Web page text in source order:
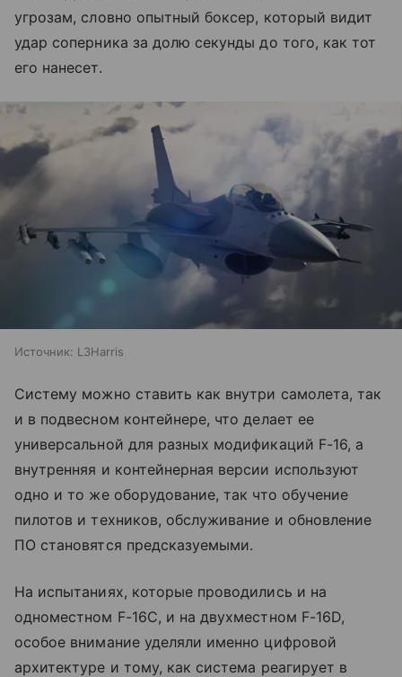
угрозам, словно опытный боксер, который видит
удар соперника за долю секунды до того, как тот
его нанесет.
Источник: L3Harris
Систему можно ставить как внутри самолета, так
и в подвесном контейнере, что делает ее
универсальной для разных модификаций F-16, а
внутренняя и контейнерная версии используют
одно и то же оборудование, так что обучение
пилотов и техников, обслуживание и обновление
ПО становятся предсказуемыми.
На испытаниях, которые проводились и на
одноместном F-16C, и на двухместном F-16D,
особое внимание уделяли именно цифровой
архитектуре и тому, как система реагирует в